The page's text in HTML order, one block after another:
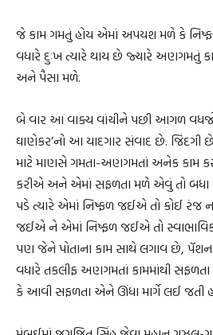
જે કામ ગમતું હોય એમાં અપયશ મળે કે
વધારે દુઃખ ત્યારે થાય છે જ્યારે અણગમતું
અને પૈસા મળે.
બે વાર આ વાક્ય વાંચીને પછી આગળ
ઘાણેકર’નો આ યાદગાર સંવાદ છે. જિંદગી
માટે માણસે ગમતા-અણગમતાં અનેક કામ
કરીએ અને એમાં સફળતા મળે એવું તો
પડે ત્યારે એમાં નિષ્ફળ જઈએ તો કોઈ રંજ
જઈએ ને એમાં નિષ્ફળ જઈએ તો
પણ જેને પોતાના કામ સાથે લગાવ છે,
વધારે તકલીફ અણગમતાં કામમાંથી
કે આવી સફળતા એને ઊંધા માર્ગે લઈ જતી